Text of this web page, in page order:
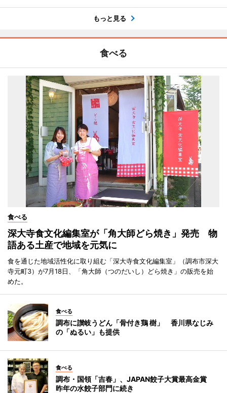
もっと見る
食べる
食べる
深大寺食文化編集室が「角大師どら焼き」発売 物
語ある土産で地域を元気に
食を通じた地域活性化に取り組む「深大寺食文化編集室」（調布市深大
寺元町3）が7月18日、「角大師（つのだいし）どら焼き」の販売を始
めた。
食べる
調布に讃岐うどん「骨付き鶏 樹」 香川県なじみ
の「ぬるい」も提供
食べる
調布・国領「吉春」、JAPAN餃子大賞最高金賞
昨年の水餃子部門に続き